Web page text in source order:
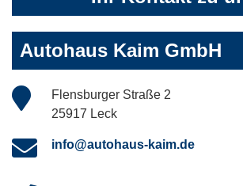
Autohaus Kaim GmbH
Flensburger Straße 2
25917 Leck
info@autohaus-kaim.de